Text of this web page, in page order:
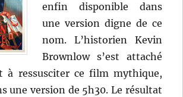
enfin disponible dans
une version digne de ce
nom. L’historien Kevin
Brownlow s’est attaché
à ressusciter ce film mythique,
une version de 5h30. Le résultat